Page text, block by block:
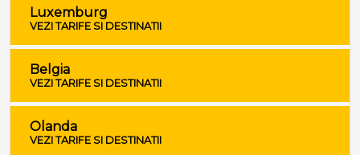
Luxemburg
VEZI TARIFE SI DESTINATII
Belgia
VEZI TARIFE SI DESTINATII
Olanda
VEZI TARIFE SI DESTINATII